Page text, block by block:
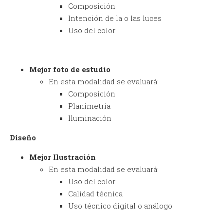
Composición
Intención de la o las luces
Uso del color
Mejor foto de estudio
En esta modalidad se evaluará:
Composición
Planimetría
Iluminación
Diseño
Mejor Ilustración
En esta modalidad se evaluará:
Uso del color
Calidad técnica
Uso técnico digital o análogo